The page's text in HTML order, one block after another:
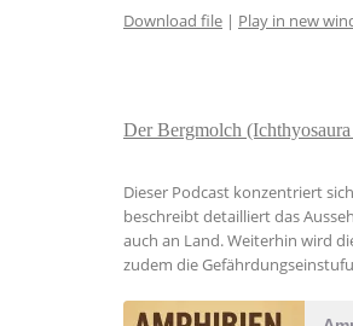
SHARE
EMBED
Download file | Play in new
Der Bergmolch (Ichthyosaura
Dieser Podcast konzentriert
beschreibt detailliert das
auch an Land. Weiterhin wird
zudem die